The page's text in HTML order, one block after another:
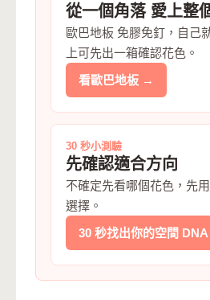
從一個角落 愛上整
歐巴地板 免膠免釘，自己
上可先出一箱確認花色。
看歐巴地板 →
30 秒小測驗
先確認適合方向
不確定先看哪個花色，先
選擇。
30 秒找出你的空間